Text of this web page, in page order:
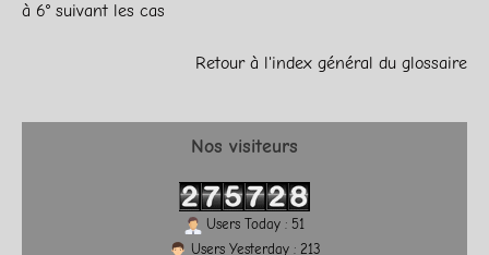
à 6° suivant les cas
Retour à l'index général du glossaire
Nos visiteurs
Users Today : 51
Users Yesterday : 213